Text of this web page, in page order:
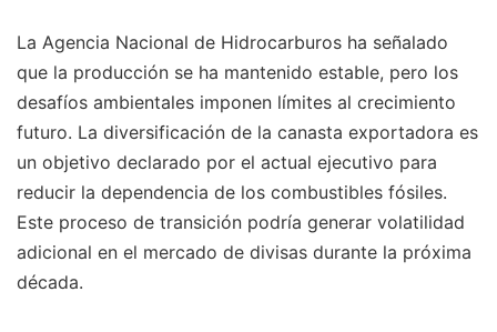
La Agencia Nacional de Hidrocarburos ha señalado
que la producción se ha mantenido estable, pero los
desafíos ambientales imponen límites al crecimiento
futuro. La diversificación de la canasta exportadora es
un objetivo declarado por el actual ejecutivo para
reducir la dependencia de los combustibles fósiles.
Este proceso de transición podría generar volatilidad
adicional en el mercado de divisas durante la próxima
década.